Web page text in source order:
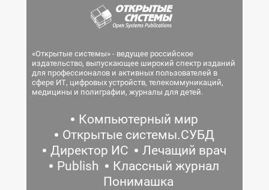
«Открытые системы» - ведущее российское
издательство, выпускающее широкий спектр изданий
для профессионалов и активных пользователей в
сфере ИТ, цифровых устройств, телекоммуникаций,
медицины и полиграфии, журналы для детей.
Компьютерный мир
Открытые системы.СУБД
Директор ИС
Лечащий врач
Publish
Классный журнал
Понимашка